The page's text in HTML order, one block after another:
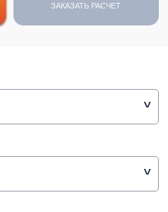
ЗАКАЗАТЬ РАСЧЕТ